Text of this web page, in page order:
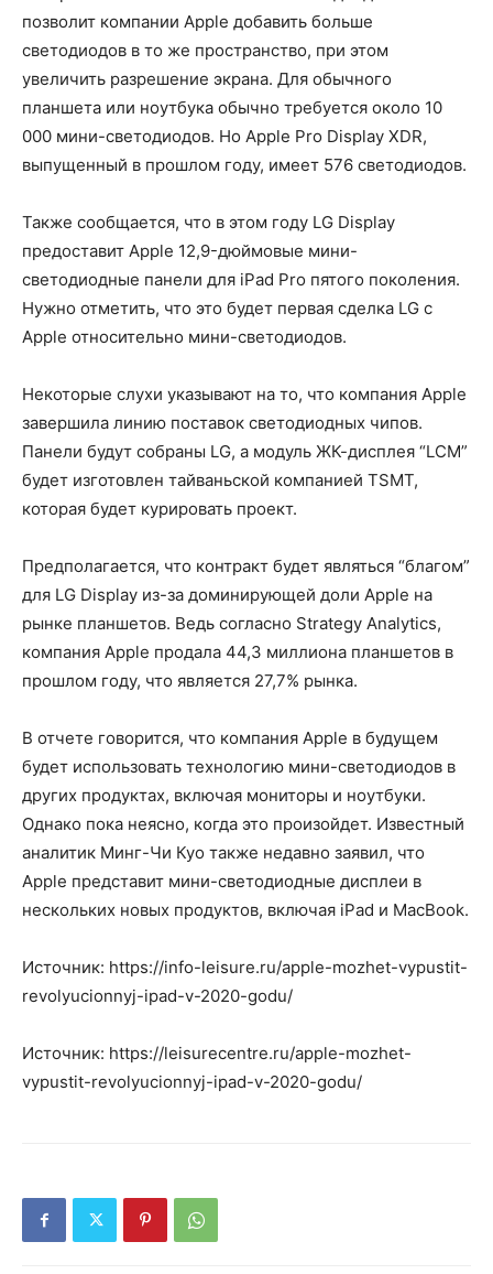
позволит компании Apple добавить больше
светодиодов в то же пространство, при этом
увеличить разрешение экрана. Для обычного
планшета или ноутбука обычно требуется около 10
000 мини-светодиодов. Но Apple Pro Display XDR,
выпущенный в прошлом году, имеет 576 светодиодов.
Также сообщается, что в этом году LG Display
предоставит Apple 12,9-дюймовые мини-
светодиодные панели для iPad Pro пятого поколения.
Нужно отметить, что это будет первая сделка LG с
Apple относительно мини-светодиодов.
Некоторые слухи указывают на то, что компания Apple
завершила линию поставок светодиодных чипов.
Панели будут собраны LG, а модуль ЖК-дисплея “LCM”
будет изготовлен тайваньской компанией TSMT,
которая будет курировать проект.
Предполагается, что контракт будет являться “благом”
для LG Display из-за доминирующей доли Apple на
рынке планшетов. Ведь согласно Strategy Analytics,
компания Apple продала 44,3 миллиона планшетов в
прошлом году, что является 27,7% рынка.
В отчете говорится, что компания Apple в будущем
будет использовать технологию мини-светодиодов в
других продуктах, включая мониторы и ноутбуки.
Однако пока неясно, когда это произойдет. Известный
аналитик Минг-Чи Куо также недавно заявил, что
Apple представит мини-светодиодные дисплеи в
нескольких новых продуктов, включая iPad и MacBook.
Источник: https://info-leisure.ru/apple-mozhet-vypustit-
revolyucionnyj-ipad-v-2020-godu/
Источник: https://leisurecentre.ru/apple-mozhet-
vypustit-revolyucionnyj-ipad-v-2020-godu/